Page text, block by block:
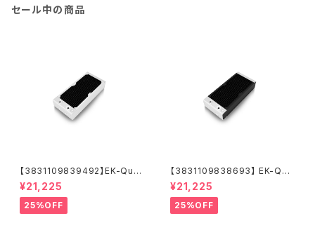
セール中の商品
【3831109839492】EK-Quan
tum Surface X240M - Whit
e
¥21,225
25%OFF
【3831109838693】 EK-Qua
ntum Surface X240M - Bla
ck
¥21,225
25%OFF